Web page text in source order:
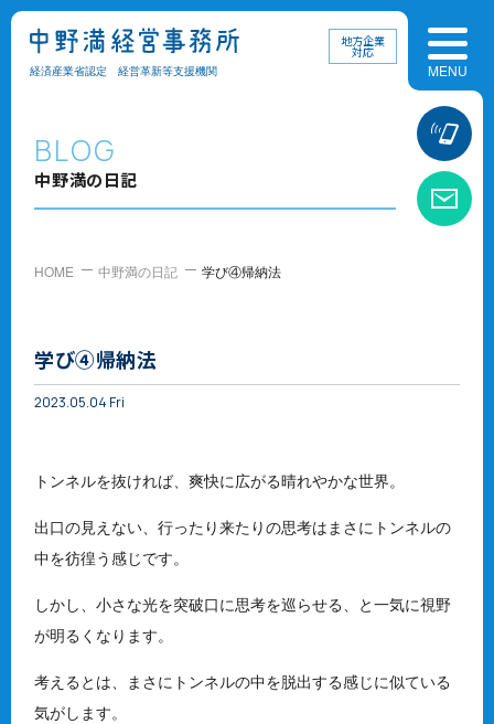
経済産業省認定 経営革新等支援機関
地方企業
対応
BLOG
中野満の日記
HOME 中野満の日記 学び④帰納法
学び④帰納法
2023.05.04 Fri
トンネルを抜ければ、爽快に広がる晴れやかな世界。
出口の見えない、行ったり来たりの思考はまさにトンネルの
中を彷徨う感じです。
しかし、小さな光を突破口に思考を巡らせる、と一気に視野
が明るくなります。
考えるとは、まさにトンネルの中を脱出する感じに似ている
気がします。